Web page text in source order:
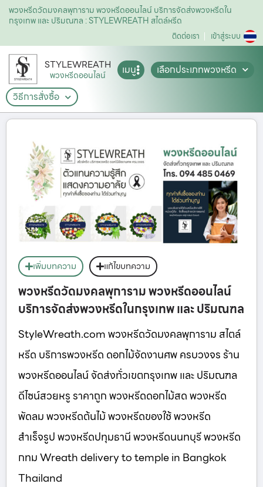
พวงหรีดวัดมงคลพุการาม พวงหรีดออนไลน์ บริการจัดส่งพวงหรีดใน
กรุงเทพ และ ปริมณฑล : STYLEWREATH สไตล์หรีด
ติดต่อเรา เข้าสู่ระบบ
STYLEWREATH
พวงหรีดออนไลน์ เมนู
เลือกประเภทพวงหรีด
วิธีการสั่งซื้อ
เพิ่มบทความ แก้ไขบทความ
พวงหรีดวัดมงคลพุการาม พวงหรีดออนไลน์
บริการจัดส่งพวงหรีดในกรุงเทพ และ ปริมณฑล
StyleWreath.com พวงหรีดวัดมงคลพุการาม สไตล์
หรีด บริการพวงหรีด ดอกไม้จัดงานศพ ครบวงจร ร้าน
พวงหรีดออนไลน์ จัดส่งทั่วเขตกรุงเทพ และ ปริมณฑล
ดีไซน์สวยหรู ราคาถูก พวงหรีดดอกไม้สด พวงหรีด
พัดลม พวงหรีดต้นไม้ พวงหรีดของใช้ พวงหรีด
สำเร็จรูป พวงหรีดปทุมธานี พวงหรีดนนทบุรี พวงหรีด
กทม Wreath delivery to temple in Bangkok
Thailand